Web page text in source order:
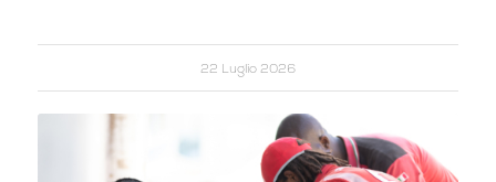
22 Luglio 2026